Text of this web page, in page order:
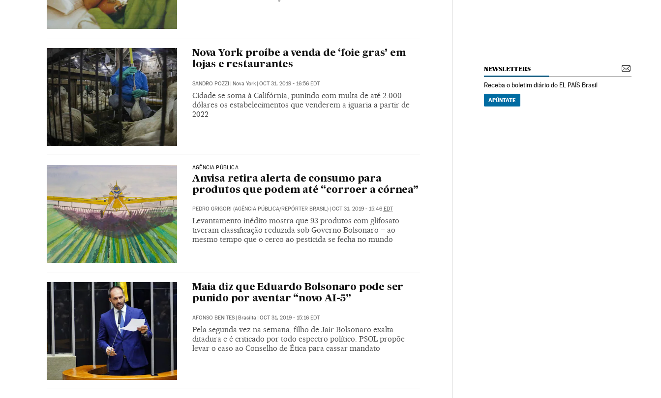
Nova York proíbe a venda de ‘foie gras’ em
lojas e restaurantes
SANDRO POZZI | Nova York | OCT 31, 2019 - 16:56 EDT
Cidade se soma à Califórnia, punindo com multa de até 2.000
dólares os estabelecimentos que venderem a iguaria a partir de
2022
AGÊNCIA PÚBLICA
Anvisa retira alerta de consumo para
produtos que podem até “corroer a córnea”
PEDRO GRIGORI (AGÊNCIA PÚBLICA/REPÓRTER BRASIL) OCT 31, 2019 - 15:46 EDT
Levantamento inédito mostra que 93 produtos com glifosato
tiveram classificação reduzida sob Governo Bolsonaro – ao
mesmo tempo que o cerco ao pesticida se fecha no mundo
Maia diz que Eduardo Bolsonaro pode ser
punido por aventar “novo AI-5”
AFONSO BENITES | Brasília | OCT 31, 2019 - 15:16 EDT
Pela segunda vez na semana, filho de Jair Bolsonaro exalta
ditadura e é criticado por todo espectro político. PSOL propõe
levar o caso ao Conselho de Ética para cassar mandato
NEWSLETTERS
Receba o boletim diário do EL PAÍS Brasil
APÚNTATE